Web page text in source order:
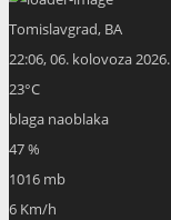
Tomislavgrad, BA
22:06,06. kolovoza 2026.
23°C
blaga naoblaka
47 %
1016 mb
6 Km/h